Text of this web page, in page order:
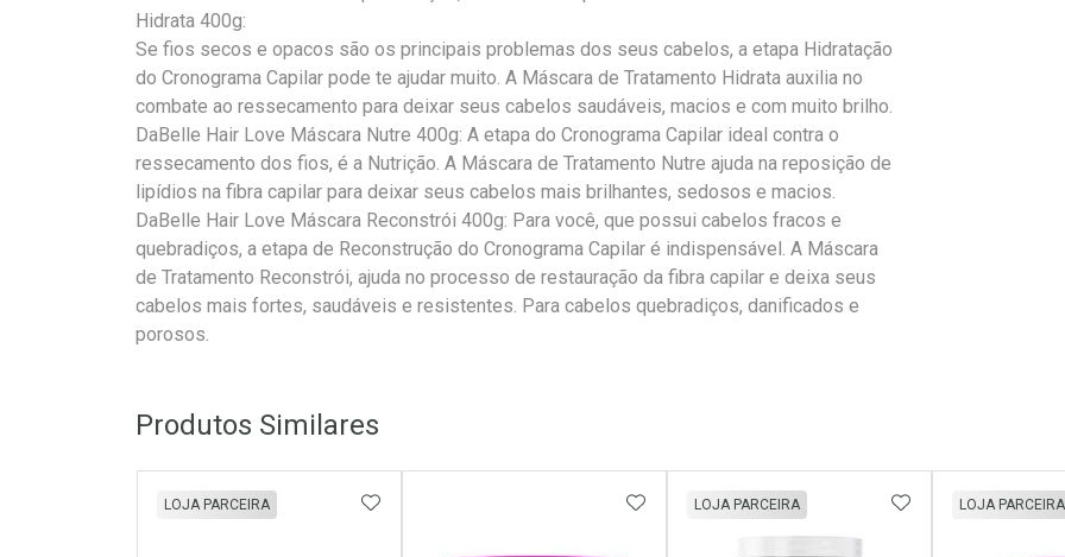
Hidrata 400g:
Se fios secos e opacos são os principais problemas dos seus cabelos, a etapa Hidratação
do Cronograma Capilar pode te ajudar muito. A Máscara de Tratamento Hidrata auxilia no
combate ao ressecamento para deixar seus cabelos saudáveis, macios e com muito brilho.
DaBelle Hair Love Máscara Nutre 400g: A etapa do Cronograma Capilar ideal contra o
ressecamento dos fios, é a Nutrição. A Máscara de Tratamento Nutre ajuda na reposição de
lipídios na fibra capilar para deixar seus cabelos mais brilhantes, sedosos e macios.
DaBelle Hair Love Máscara Reconstrói 400g: Para você, que possui cabelos fracos e
quebradiços, a etapa de Reconstrução do Cronograma Capilar é indispensável. A Máscara
de Tratamento Reconstrói, ajuda no processo de restauração da fibra capilar e deixa seus
cabelos mais fortes, saudáveis e resistentes. Para cabelos quebradiços, danificados e
porosos.
Produtos Similares
LOJA PARCEIRA ADICIONAR AOS FAVORITOSADICIONAR AOS FAVORITOS
LOJA PARCEIRA ADICIONAR AOS
LOJA PARCEIRA